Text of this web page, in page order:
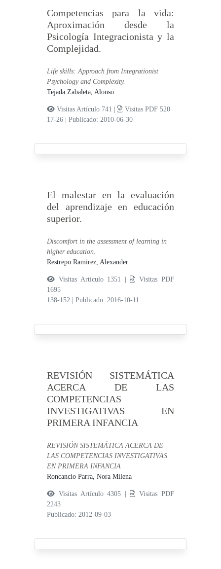
Competencias para la vida:
Aproximación desde la
Psicología Integracionista y la
Complejidad.
Life skills: Approach from Integrationist
Psychology and Complexity.
Tejada Zabaleta, Alonso
Visitas Artículo 741 |
Visitas PDF 520
17-26
|Publicado: 2010-06-30
El malestar en la evaluación
del aprendizaje en educación
superior.
Discomfort in the assessment of learning in
higher education.
Restrepo Ramirez, Alexander
Visitas Artículo 1351 |
Visitas PDF
1695
138-152
|Publicado: 2016-10-11
REVISIÓN SISTEMÁTICA
ACERCA DE LAS
COMPETENCIAS
INVESTIGATIVAS EN
PRIMERA INFANCIA
REVISIÓN SISTEMÁTICA ACERCA DE
LAS COMPETENCIAS INVESTIGATIVAS
EN PRIMERA INFANCIA
Roncancio Parra, Nora Milena
Visitas Artículo 4305 |
Visitas PDF
2243
Publicado: 2012-09-03